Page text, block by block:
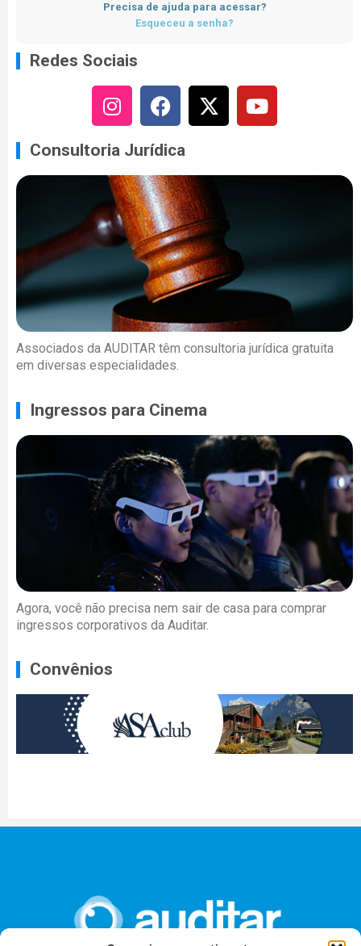
Precisa de ajuda para acessar?
Esqueceu a senha?
Redes Sociais
Consultoria Jurídica
Associados da AUDITAR têm consultoria jurídica gratuita
em diversas especialidades.
Ingressos para Cinema
Agora, você não precisa nem sair de casa para comprar
ingressos corporativos da Auditar.
Convênios